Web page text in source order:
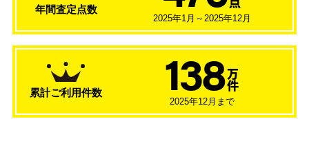
年間査定点数
点
2025年1月～2025年12月
累計ご利用件数 138 万
件
2025年12月まで